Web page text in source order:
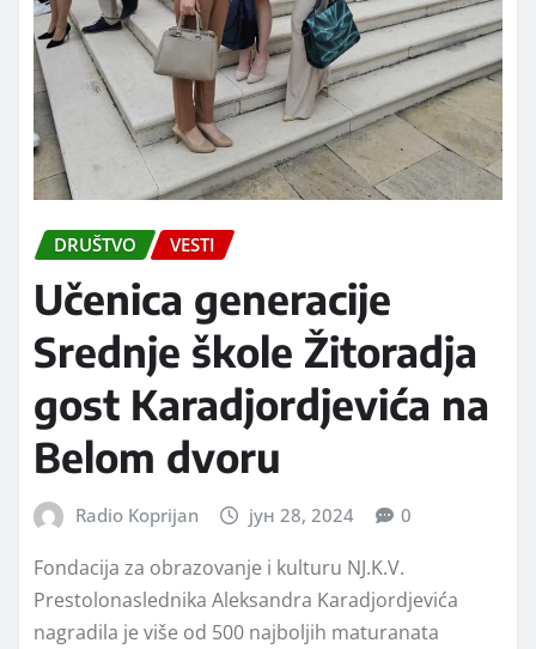
DRUŠTVO VESTI
Učenica generacije
Srednje škole Žitoradja
gost Karadjordjevića na
Belom dvoru
Radio Koprijan јун 28, 2024 0
Fondacija za obrazovanje i kulturu NJ.K.V.
Prestolonaslednika Aleksandra Karadjordjevića
nagradila je više od 500 najboljih maturanata